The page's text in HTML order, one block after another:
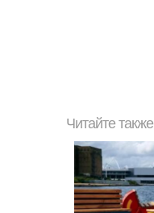
Читайте также